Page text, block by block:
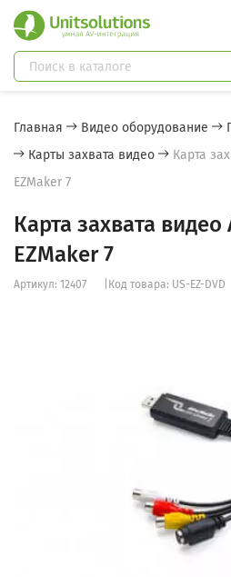
Главная Видео оборудование
Карты захвата видео
Карта
EZMaker 7
Карта захвата видео
EZMaker 7
Артикул: 12407 Код товара: US-EZ-DVD